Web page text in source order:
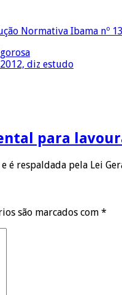
Normativa Ibama nº 13
diz estudo
para
é respaldada pela Lei
são marcados com *